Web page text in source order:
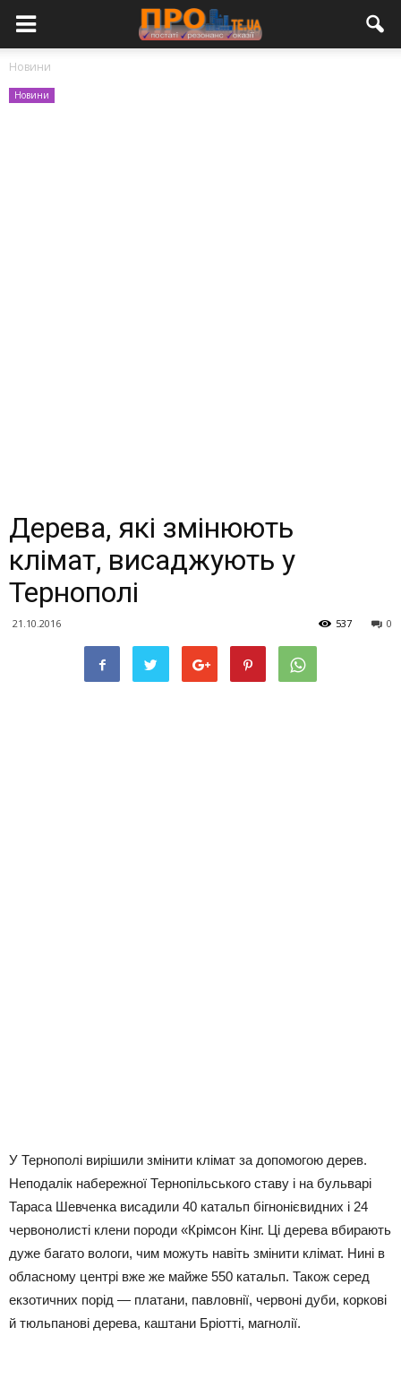
Новини
Новини
Дерева, які змінюють
клімат, висаджують у
Тернополі
21.10.2016 0
537
У Тернополі вирішили змінити клімат за допомогою дерев.
Неподалік набережної Тернопільського ставу і на бульварі
Тараса Шевченка висадили 40 катальп бігнонієвидних і 24
червонолисті клени породи «Крімсон Кінг. Ці дерева вбирають
дуже багато вологи, чим можуть навіть змінити клімат. Нині в
обласному центрі вже же майже 550 катальп. Також серед
екзотичних порід — платани, павловнії, червоні дуби, коркові
й тюльпанові дерева, каштани Бріотті, магнолії.